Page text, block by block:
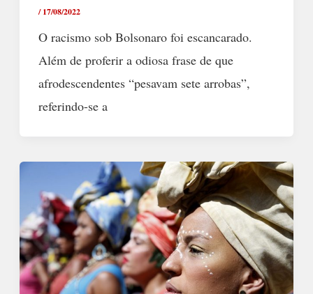
/17/08/2022
O racismo sob Bolsonaro foi escancarado.
Além de proferir a odiosa frase de que
afrodescendentes “pesavam sete arrobas”,
referindo-se a